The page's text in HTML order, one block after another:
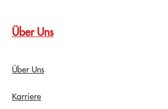
Über Uns
Über Uns
Karriere